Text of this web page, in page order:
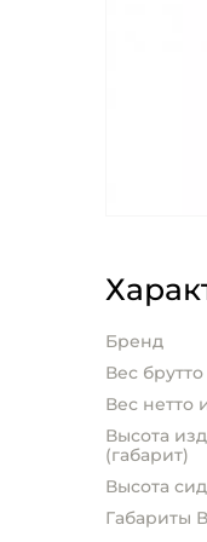
Бренд
Вес
Вес нетто
Высота
(габарит)
Высота
Габариты